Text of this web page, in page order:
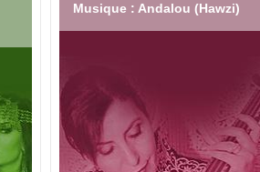
Musique : Andalou (Hawzi)